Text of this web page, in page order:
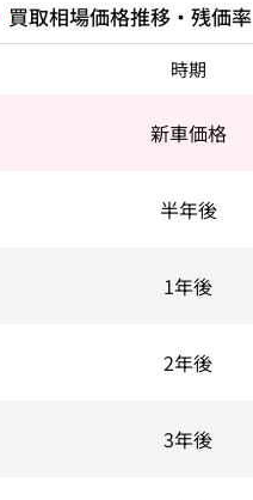
買取相場価格推移・残価率
時期
新車価格
半年後
1年後
2年後
3年後